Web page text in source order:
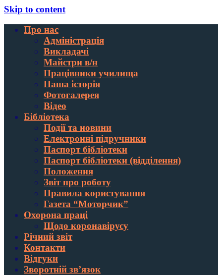
Skip to content
Про нас
Адміністрація
Викладачі
Майстри в/н
Працівники училища
Наша історія
Фотогалерея
Відео
Бібліотека
Події та новини
Електронні підручники
Паспорт бібліотеки
Паспорт бібліотеки (відділення)
Положення
Звіт про роботу
Правила користування
Газета “Моторчик”
Охорона праці
Щодо коронавірусу
Річний звіт
Контакти
Відгуки
Зворотній зв’язок